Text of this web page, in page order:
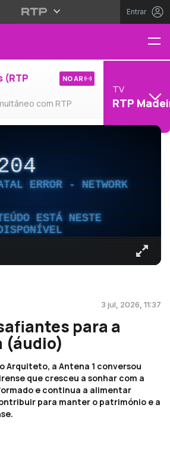
Entrar
(RTP
com RTP
NO AR
TV
RTP
ERROR - NETWORK
ESTÁ NESTE
3 jul, 2026, 11:37
para a
Arquiteto, a Antena 1 conversou
que cresceu a sonhar com a
e continua a alimentar
para manter o património e a